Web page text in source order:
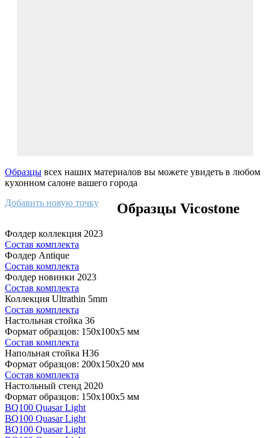
Образцы всех наших материалов вы можете увидеть в любом
кухонном салоне вашего города
Добавить новую точку
Образцы Vicostone
Фолдер коллекция 2023
Состав комплекта
Фолдер Antique
Состав комплекта
Фолдер новинки 2023
Состав комплекта
Коллекция Ultrathin 5mm
Состав комплекта
Настольная стойка 36
Формат образцов: 150x100x5 мм
Состав комплекта
Напольная стойка H36
Формат образцов: 200x150x20 мм
Состав комплекта
Настольный стенд 2020
Формат образцов: 150x100x5 мм
BQ100 Quasar Light
BQ100 Quasar Light
BQ100 Quasar Light